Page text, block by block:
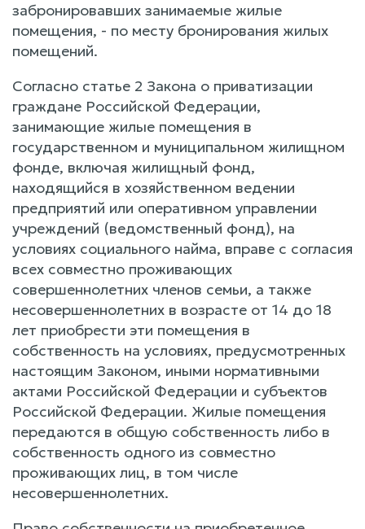
забронировавших занимаемые жилые
помещения, - по месту бронирования жилых
помещений.
Согласно статье 2 Закона о приватизации
граждане Российской Федерации,
занимающие жилые помещения в
государственном и муниципальном жилищном
фонде, включая жилищный фонд,
находящийся в хозяйственном ведении
предприятий или оперативном управлении
учреждений (ведомственный фонд), на
условиях социального найма, вправе с согласия
всех совместно проживающих
совершеннолетних членов семьи, а также
несовершеннолетних в возрасте от 14 до 18
лет приобрести эти помещения в
собственность на условиях, предусмотренных
настоящим Законом, иными нормативными
актами Российской Федерации и субъектов
Российской Федерации. Жилые помещения
передаются в общую собственность либо в
собственность одного из совместно
проживающих лиц, в том числе
несовершеннолетних.